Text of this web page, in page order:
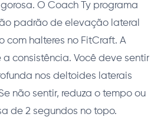
O Coach Ty programa
padrão de elevação lateral
com halteres no FitCraft. A
consistência. Você deve sentir
nos deltoides laterais
não sentir, reduza o tempo ou
de 2 segundos no topo.